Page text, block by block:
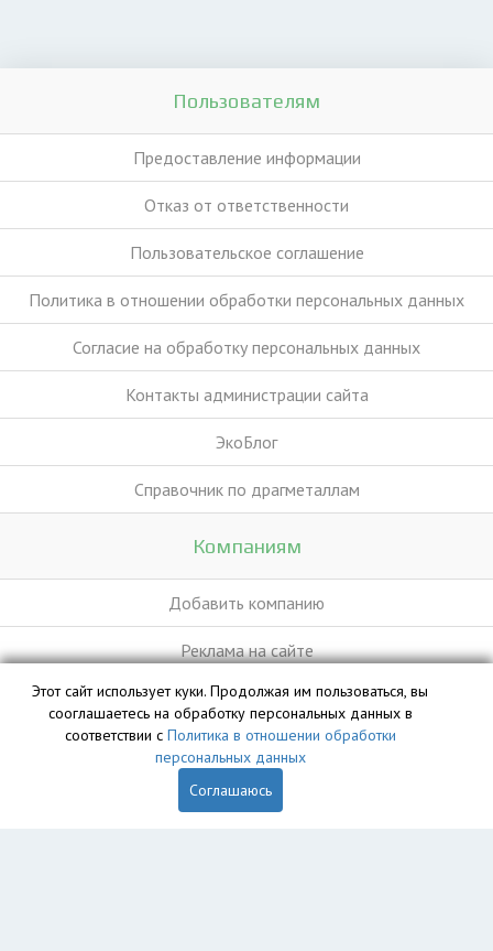
Пользователям
Предоставление информации
Отказ от ответственности
Пользовательское соглашение
Политика в отношении обработки персональных данных
Согласие на обработку персональных данных
Контакты администрации сайта
ЭкоБлог
Справочник по драгметаллам
Компаниям
Добавить компанию
Реклама на сайте
База данных сайта vyvoz.org является интеллектуальной
собственностью ООО «Профит» и охраняется законом.
Этот сайт использует куки. Продолжая им пользоваться, вы
сооглашаетесь на обработку персональных данных в
соответствии с Политика в отношении обработки
персональных данных
Соглашаюсь